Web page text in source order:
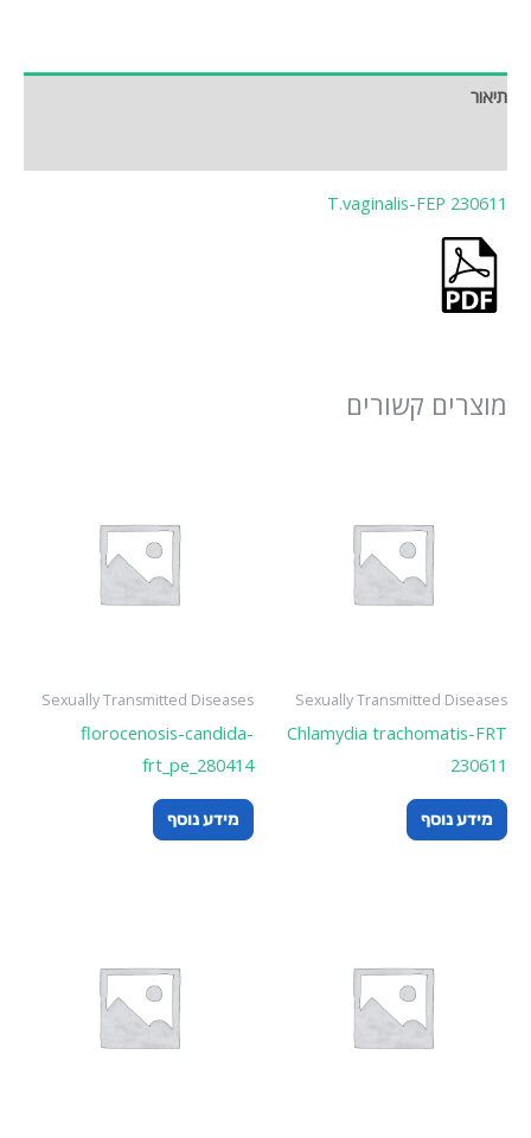
תיאור
T.vaginalis-FEP 230611
מוצרים קשורים
Sexually Transmitted Diseases
Chlamydia trachomatis-FRT
230611
מידע נוסף
Sexually Transmitted Diseases
florocenosis-candida-
frt_pe_280414
מידע נוסף